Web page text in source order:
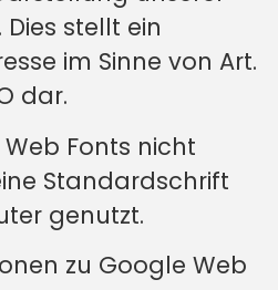
stellt ein
im Sinne von Art.
dar.
Fonts nicht
Standardschrift
genutzt.
zu Google Web